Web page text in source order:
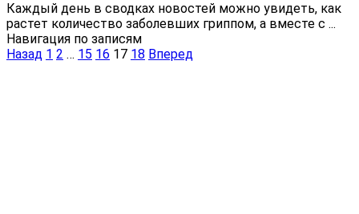
Каждый день в сводках новостей можно увидеть, как
растет количество заболевших гриппом, а вместе с ...
Навигация по записям
Назад 1 2 … 15 16 17 18 Вперед